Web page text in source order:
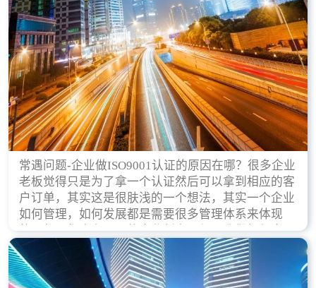
常遇问题-企业做ISO9001认证的原因在哪？很多企业
老板觉得只是为了拿一个认证然后可以拿到相应的客
户订单，其实这是很肤浅的一个想法，其实一个企业
如何管理，如何发展都是需要很多管理体系来体现
的，每天都会有不同的企业创立，但是我们如何去证
实一个企业的合法，有质量保证了？这就是ISO9001
认证体现价值的时候，那么键锋小编就来细说下企业
做ISO9001认证的根本原因。